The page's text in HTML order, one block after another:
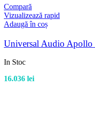
Compară
Vizualizează rapid
Adaugă în coș
Universal Audio Apollo
In Stoc
16.036 lei